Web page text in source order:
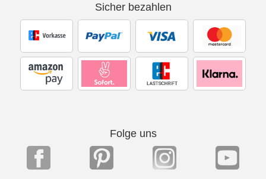
Sicher bezahlen
Folge uns